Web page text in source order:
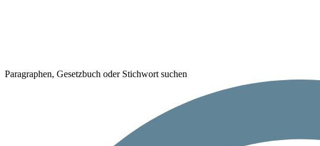
Paragraphen, Gesetzbuch oder Stichwort suchen